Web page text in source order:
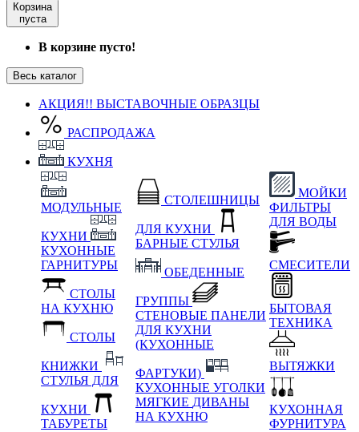
Корзина
пуста
В корзине пусто!
Весь каталог
АКЦИЯ!! ВЫСТАВОЧНЫЕ ОБРАЗЦЫ
РАСПРОДАЖА
КУХНЯ
МОДУЛЬНЫЕ
КУХНИ
КУХОННЫЕ
ГАРНИТУРЫ
СТОЛЫ
НА КУХНЮ
СТОЛЫ
КНИЖКИ
СТУЛЬЯ ДЛЯ
КУХНИ
ТАБУРЕТЫ
СТОЛЕШНИЦЫ
ДЛЯ КУХНИ
БАРНЫЕ СТУЛЬЯ
ОБЕДЕННЫЕ
ГРУППЫ
СТЕНОВЫЕ ПАНЕЛИ
ДЛЯ КУХНИ
(КУХОННЫЕ
ФАРТУКИ)
КУХОННЫЕ УГОЛКИ
МЯГКИЕ ДИВАНЫ
НА КУХНЮ
МОЙКИ
ФИЛЬТРЫ
ДЛЯ ВОДЫ
СМЕСИТЕЛИ
БЫТОВАЯ
ТЕХНИКА
ВЫТЯЖКИ
КУХОННАЯ
ФУРНИТУРА